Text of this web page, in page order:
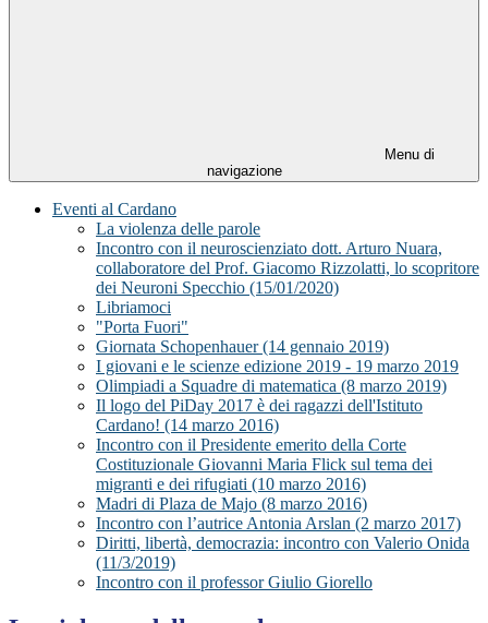
Menu di
navigazione
Eventi al Cardano
La violenza delle parole
Incontro con il neuroscienziato dott. Arturo Nuara,
collaboratore del Prof. Giacomo Rizzolatti, lo scopritore
dei Neuroni Specchio (15/01/2020)
Libriamoci
"Porta Fuori"
Giornata Schopenhauer (14 gennaio 2019)
I giovani e le scienze edizione 2019 - 19 marzo 2019
Olimpiadi a Squadre di matematica (8 marzo 2019)
Il logo del PiDay 2017 è dei ragazzi dell'Istituto
Cardano! (14 marzo 2016)
Incontro con il Presidente emerito della Corte
Costituzionale Giovanni Maria Flick sul tema dei
migranti e dei rifugiati (10 marzo 2016)
Madri di Plaza de Majo (8 marzo 2016)
Incontro con l’autrice Antonia Arslan (2 marzo 2017)
Diritti, libertà, democrazia: incontro con Valerio Onida
(11/3/2019)
Incontro con il professor Giulio Giorello